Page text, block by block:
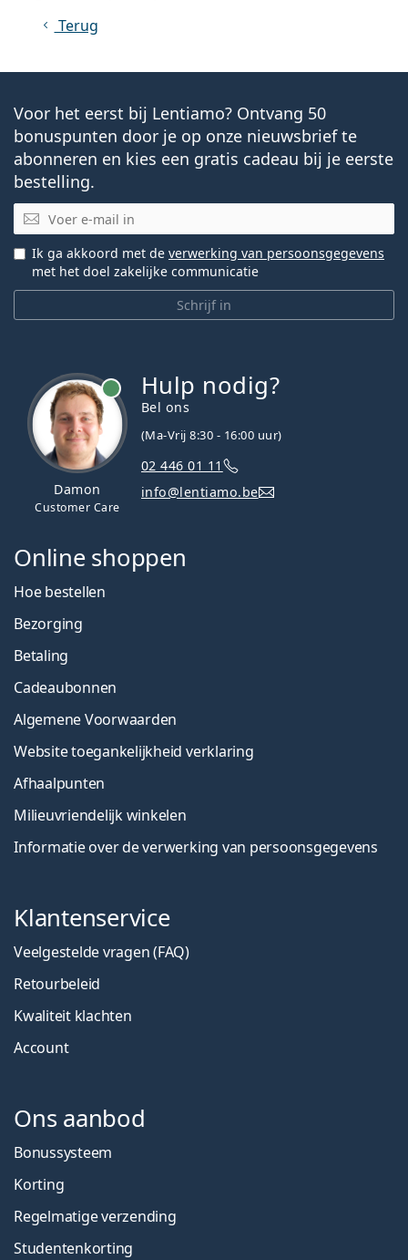
Terug
Voor het eerst bij Lentiamo? Ontvang 50
bonuspunten door je op onze nieuwsbrief te
abonneren en kies een gratis cadeau bij je eerste
bestelling.
E-mail
Schrijf in
Ik ga akkoord met de verwerking van persoonsgegevens
met het doel zakelijke communicatie
Damon
Customer Care
Hulp nodig?
Bel ons
(Ma-Vrij 8:30 - 16:00 uur)
02 446 01 11
info@lentiamo.be
Online shoppen
Hoe bestellen
Bezorging
Betaling
Cadeaubonnen
Algemene Voorwaarden
Website toegankelijkheid verklaring
Afhaalpunten
Milieuvriendelijk winkelen
Informatie over de verwerking van persoonsgegevens
Klantenservice
Veelgestelde vragen (FAQ)
Retourbeleid
Kwaliteit klachten
Account
Ons aanbod
Bonussysteem
Korting
Regelmatige verzending
Studentenkorting